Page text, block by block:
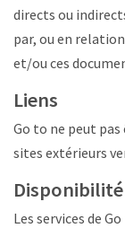
directs ou
par, ou en
et/ou ces
Liens
Go to ne peut
sites extérieurs
Disponibilité
Les services de